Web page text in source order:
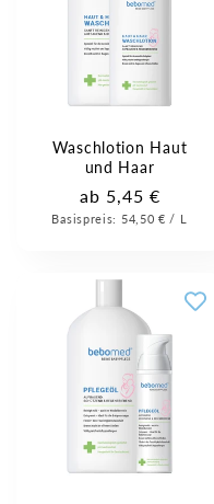
Waschlotion Haut
und Haar
Normaler
Preis
ab 5,45 €
Basispreis: Grundpreis
54,50 € / Pro
L